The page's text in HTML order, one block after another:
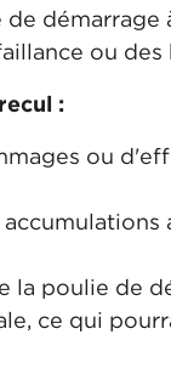
démarrage
ou des
:
ou
poulie de
ce qui